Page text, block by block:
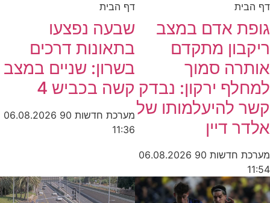
דף הבית
גופת אדם במצב
ריקבון מתקדם
אותרה סמוך
למחלף ירקון: נבדק
קשר להיעלמותו של
אלדר דיין
מערכת חדשות 90
06.08.2026
11:54
דף הבית
שבעה נפצעו
בתאונות דרכים
בשרון: שניים במצב
קשה בכביש 4
מערכת חדשות 90
06.08.2026
11:36